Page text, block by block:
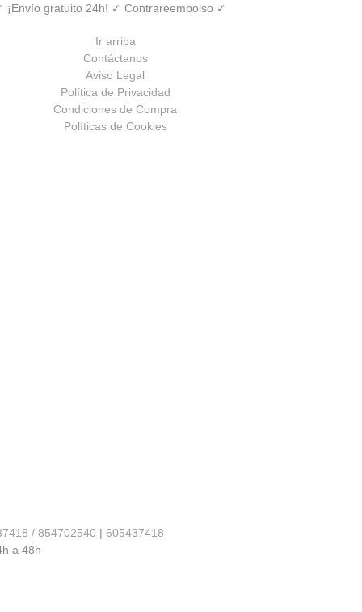
¡Envío gratuito 24h! ✓ Contrareembolso ✓
Ir arriba
Contáctanos
Aviso Legal
Política de Privacidad
Condiciones de Compra
Políticas de Cookies
/ 854702540 |605437418
a 48h